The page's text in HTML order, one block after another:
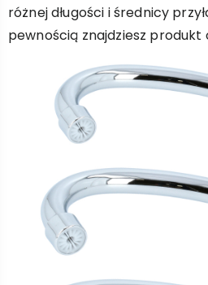
różnej długości i średnicy
pewnością znajdziesz produkt